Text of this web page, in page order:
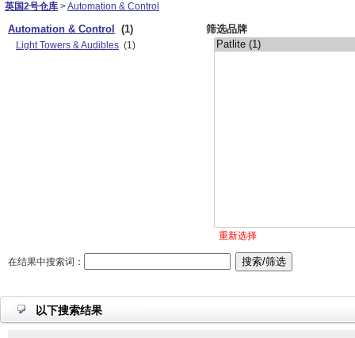
英国2号仓库 >Automation & Control
Automation & Control (1)
Light Towers & Audibles (1)
筛选品牌
重新选择
在结果中搜索词：
以下搜索结果